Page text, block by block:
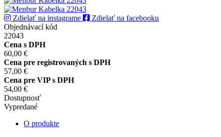
Zdielať na instagrame
Zdielať na facebooku
Objednávací kód
22043
Cena s DPH
60,00 €
Cena pre registrovaných s DPH
57,00 €
Cena pre VIP s DPH
54,00 €
Dostupnosť
Vypredané
O produkte